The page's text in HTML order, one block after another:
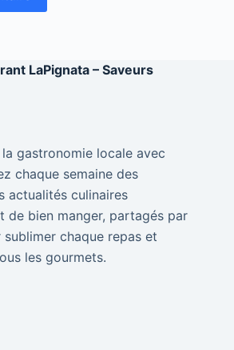
LaPignata – Saveurs
gastronomie locale avec
chaque semaine des
actualités culinaires
de bien manger, partagés par
chaque repas et
les gourmets.